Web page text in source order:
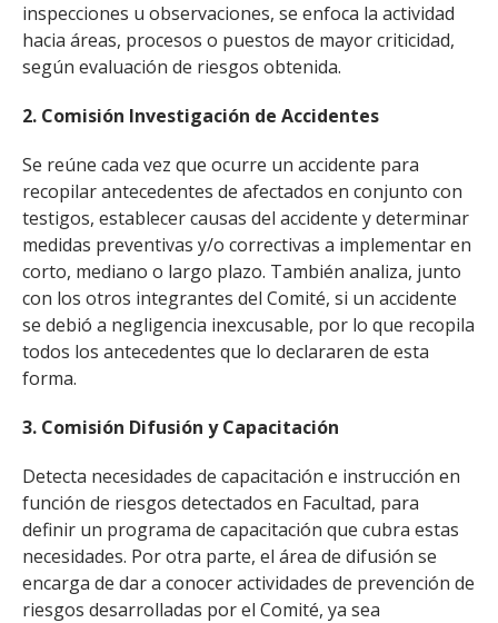
inspecciones u observaciones, se enfoca la actividad
hacia áreas, procesos o puestos de mayor criticidad,
según evaluación de riesgos obtenida.
2. Comisión Investigación de Accidentes
Se reúne cada vez que ocurre un accidente para
recopilar antecedentes de afectados en conjunto con
testigos, establecer causas del accidente y determinar
medidas preventivas y/o correctivas a implementar en
corto, mediano o largo plazo. También analiza, junto
con los otros integrantes del Comité, si un accidente
se debió a negligencia inexcusable, por lo que recopila
todos los antecedentes que lo declararen de esta
forma.
3. Comisión Difusión y Capacitación
Detecta necesidades de capacitación e instrucción en
función de riesgos detectados en Facultad, para
definir un programa de capacitación que cubra estas
necesidades. Por otra parte, el área de difusión se
encarga de dar a conocer actividades de prevención de
riesgos desarrolladas por el Comité, ya sea